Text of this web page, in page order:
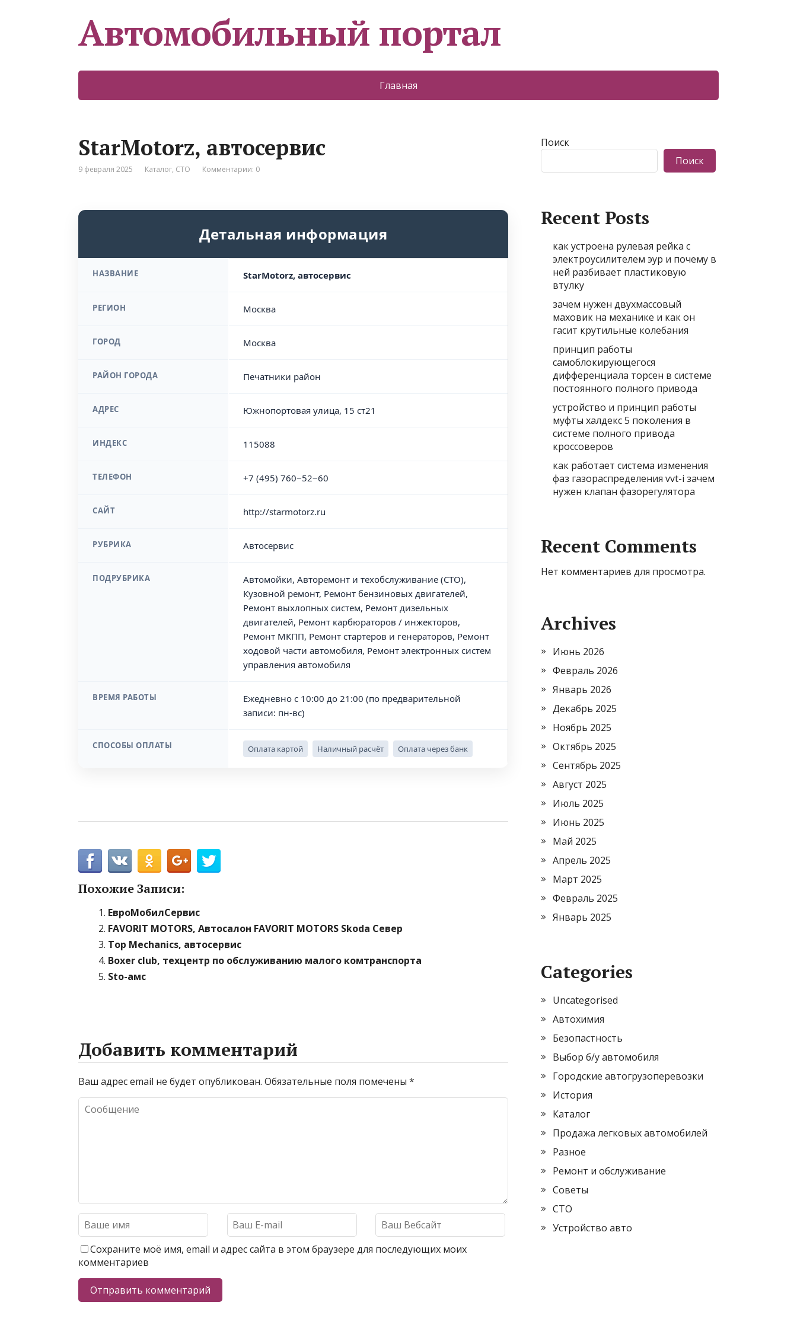
Автомобильный портал
Главная
StarMotorz, автосервис
9 февраля 2025 Каталог, СТО Комментарии: 0
Детальная информация
НАЗВАНИЕ StarMotorz, автосервис
РЕГИОН Москва
ГОРОД Москва
РАЙОН ГОРОДА Печатники район
АДРЕС Южнопортовая улица, 15 ст21
ИНДЕКС 115088
ТЕЛЕФОН +7 (495) 760‒52‒60
САЙТ http://starmotorz.ru
РУБРИКА Автосервис
ПОДРУБРИКА
Автомойки, Авторемонт и техобслуживание (СТО),
Кузовной ремонт, Ремонт бензиновых двигателей,
Ремонт выхлопных систем, Ремонт дизельных
двигателей, Ремонт карбюраторов / инжекторов,
Ремонт МКПП, Ремонт стартеров и генераторов, Ремонт
ходовой части автомобиля, Ремонт электронных систем
управления автомобиля
ВРЕМЯ РАБОТЫ
Ежедневно с 10:00 до 21:00 (по предварительной
записи: пн-вс)
СПОСОБЫ ОПЛАТЫ Оплата картой Наличный расчёт Оплата через банк
Похожие Записи:
ЕвроМобилСервис
FAVORIT MOTORS, Автосалон FAVORIT MOTORS Skoda Север
Top Mechanics, автосервис
Boxer club, техцентр по обслуживанию малого комтранспорта
Sto-амс
Добавить комментарий
Ваш адрес email не будет опубликован. Обязательные поля помечены *
Сохраните моё имя, email и адрес сайта в этом браузере для последующих моих
комментариев
Поиск
Поиск
Recent Posts
как устроена рулевая рейка с
электроусилителем эур и почему в
ней разбивает пластиковую
втулку
зачем нужен двухмассовый
маховик на механике и как он
гасит крутильные колебания
принцип работы
самоблокирующегося
дифференциала торсен в системе
постоянного полного привода
устройство и принцип работы
муфты халдекс 5 поколения в
системе полного привода
кроссоверов
как работает система изменения
фаз газораспределения vvt-i зачем
нужен клапан фазорегулятора
Recent Comments
Нет комментариев для просмотра.
Archives
Июнь 2026
Февраль 2026
Январь 2026
Декабрь 2025
Ноябрь 2025
Октябрь 2025
Сентябрь 2025
Август 2025
Июль 2025
Июнь 2025
Май 2025
Апрель 2025
Март 2025
Февраль 2025
Январь 2025
Categories
Uncategorised
Автохимия
Безопастность
Выбор б/у автомобиля
Городские автогрузоперевозки
История
Каталог
Продажа легковых автомобилей
Разное
Ремонт и обслуживание
Советы
СТО
Устройство авто